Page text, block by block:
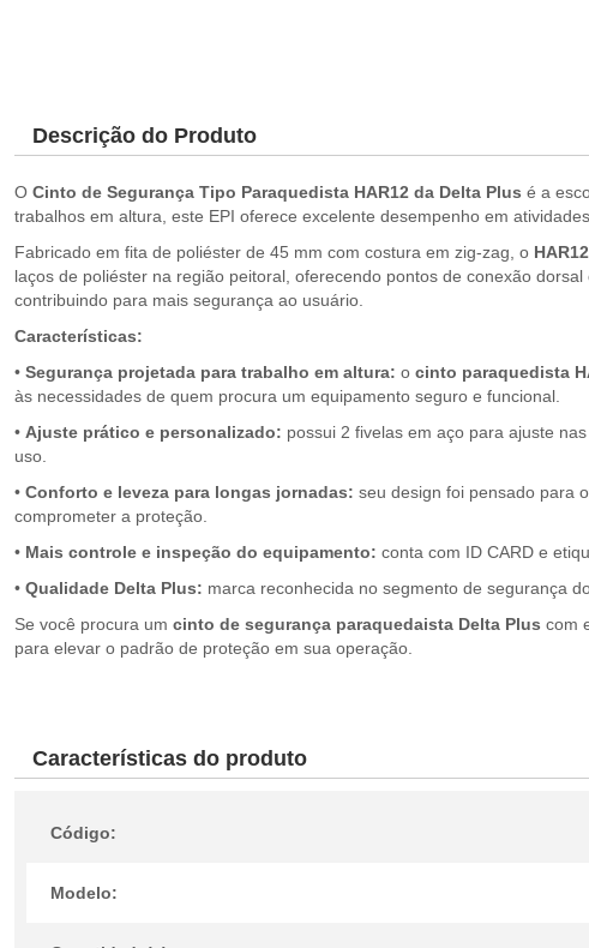
Descrição do Produto
O Cinto de Segurança Tipo Paraquedista HAR12 da Delta Plus é a
trabalhos em altura, este EPI oferece excelente desempenho em
Fabricado em fita de poliéster de 45 mm com costura em zig-zag, o HAR12
laços de poliéster na região peitoral, oferecendo pontos de conexão
contribuindo para mais segurança ao usuário.
Características:
• Segurança projetada para trabalho em altura: o cinto paraquedista
às necessidades de quem procura um equipamento seguro e funcional.
• Ajuste prático e personalizado: possui 2 fivelas em aço para ajuste
uso.
• Conforto e leveza para longas jornadas: seu design foi pensado para
comprometer a proteção.
• Mais controle e inspeção do equipamento: conta com ID CARD e
• Qualidade Delta Plus: marca reconhecida no segmento de segurança
Se você procura um cinto de segurança paraquedaista Delta Plus com
para elevar o padrão de proteção em sua operação.
Características do produto
Código:
Modelo: